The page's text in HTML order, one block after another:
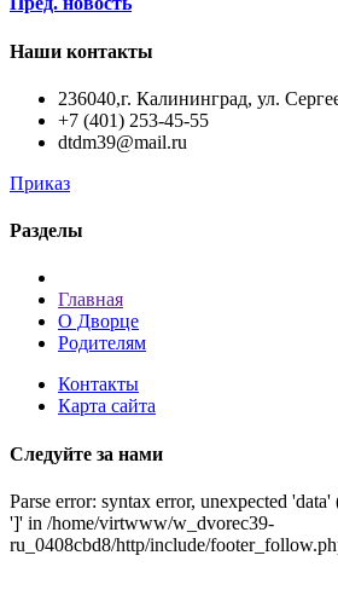
Наши контакты
236040,г. Калининград, ул.
+7 (401) 253-45-55
dtdm39@mail.ru
Приказ
Разделы
Главная
О Дворце
Родителям
Контакты
Карта сайта
Следуйте за нами
Parse error: syntax error, unexpected
']' in /home/virtwww/w_dvorec39-
ru_0408cbd8/http/include/